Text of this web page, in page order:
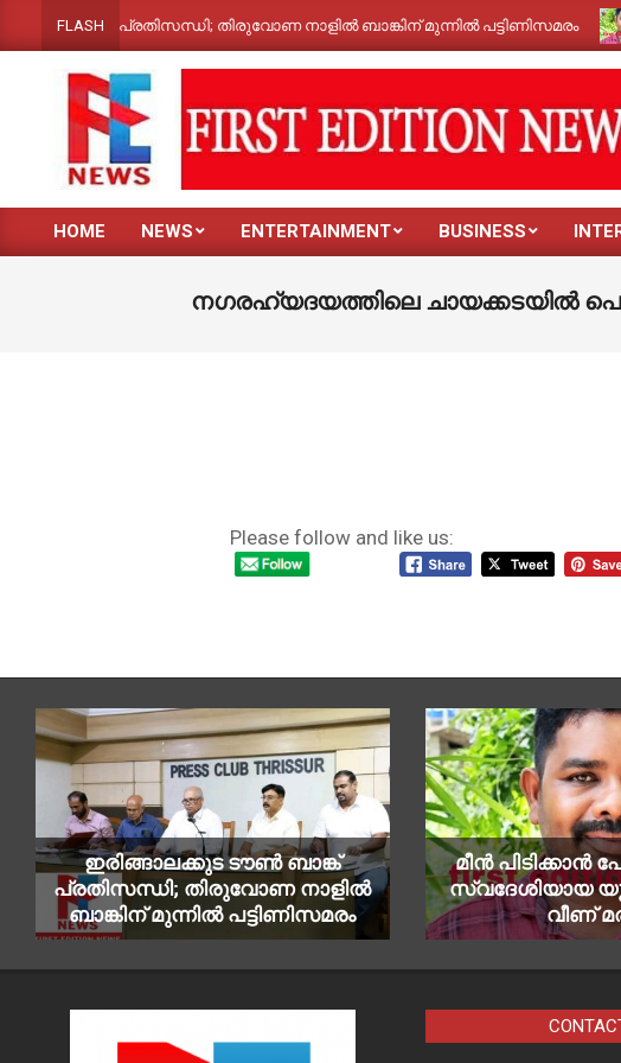
to
FLASH
ടൗൺ ബാങ്ക് പ്രതിസന്ധി; തിരുവോണ നാളിൽ ബാങ്കിന് മുന്നിൽ പട്ടിണിസമരം
FIRST
EDITION
Primary
HOME NEWS ENTERTAINMENT BUSINESS
നഗരഹ്യദയത്തിലെ ചായക്കടയിൽ
Please follow and like us:
08-
ഇരിങ്ങാലക്കുട ടൗൺ ബാങ്ക്
പ്രതിസന്ധി; തിരുവോണ നാളിൽ
ബാങ്കിന് മുന്നിൽ പട്ടിണിസമരം
മീൻ പിടിക്കാൻ
സ്വദേശിയായ
വീണ്